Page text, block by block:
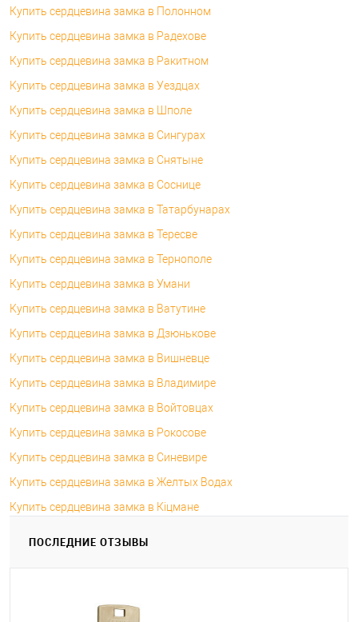
Купить сердцевина замка в Полонном
Купить сердцевина замка в Радехове
Купить сердцевина замка в Ракитном
Купить сердцевина замка в Уездцах
Купить сердцевина замка в Шполе
Купить сердцевина замка в Сингурах
Купить сердцевина замка в Снятыне
Купить сердцевина замка в Соснице
Купить сердцевина замка в Татарбунарах
Купить сердцевина замка в Тересве
Купить сердцевина замка в Тернополе
Купить сердцевина замка в Умани
Купить сердцевина замка в Ватутине
Купить сердцевина замка в Дзюнькове
Купить сердцевина замка в Вишневце
Купить сердцевина замка в Владимире
Купить сердцевина замка в Войтовцах
Купить сердцевина замка в Рокосове
Купить сердцевина замка в Синевире
Купить сердцевина замка в Желтых Водах
Купить сердцевина замка в Кіцмане
ПОСЛЕДНИЕ ОТЗЫВЫ